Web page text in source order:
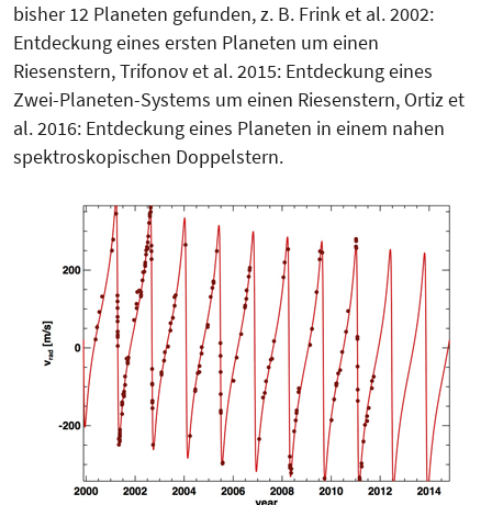
bisher 12 Planeten gefunden, z. B. Frink et al. 2002:
Entdeckung eines ersten Planeten um einen
Riesenstern, Trifonov et al. 2015: Entdeckung ei­nes
Zwei-Planeten-Systems um einen Riesenstern, Ortiz et
al. 2016: Entdec­kung eines Planeten in einem nahen
spek­troskopischen Doppelstern.